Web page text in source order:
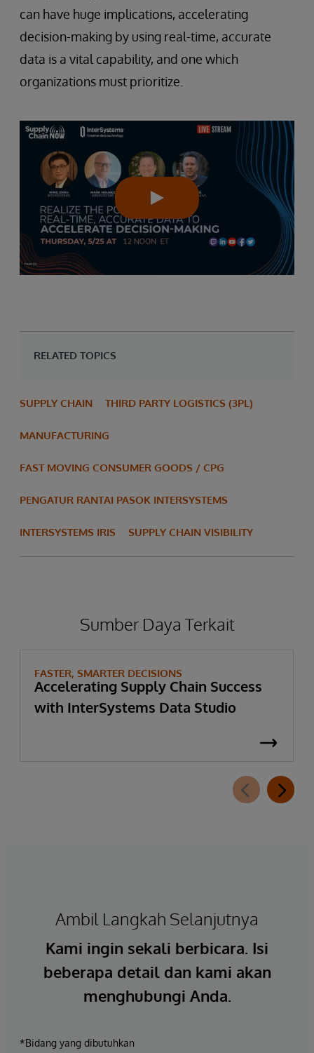
can have huge implications, accelerating
decision-making by using real-time, accurate
data is a vital capability, and one which
organizations must prioritize.
RELATED TOPICS
SUPPLY CHAIN THIRD PARTY LOGISTICS (3PL)
MANUFACTURING
FAST MOVING CONSUMER GOODS / CPG
PENGATUR RANTAI PASOK INTERSYSTEMS
INTERSYSTEMS IRIS SUPPLY CHAIN VISIBILITY
Sumber Daya Terkait
FASTER, SMARTER DECISIONS
Accelerating Supply Chain Success
with InterSystems Data Studio
Ambil Langkah Selanjutnya
Kami ingin sekali berbicara. Isi
beberapa detail dan kami akan
menghubungi Anda.
*Bidang yang dibutuhkan